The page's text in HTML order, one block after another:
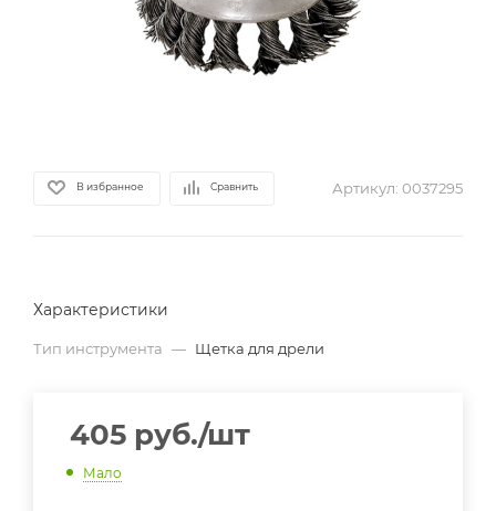
В избранное Сравнить Артикул: 0037295
Характеристики
Тип инструмента — Щетка для дрели
405 руб./шт
Мало